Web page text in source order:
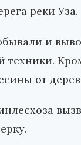
реки Уза.
и
техники.
от